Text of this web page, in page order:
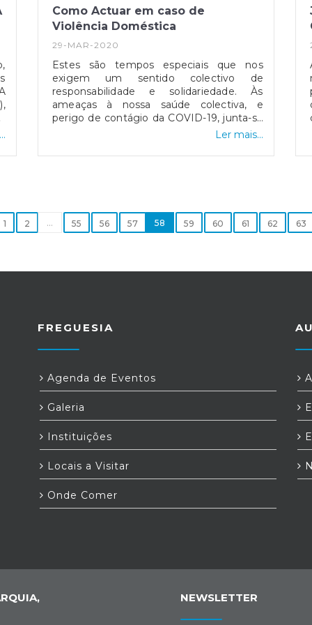
Como Actuar em caso de
Violência Doméstica
29-MAR-2020
Estes são tempos especiais que nos
exigem um sentido colectivo de
responsabilidade e solidariedade. Às
ameaças à nossa saúde colectiva, e
perigo de contágio da COVID-19, junta-se
o aumento do risco de violência
famílias em suas casas. O isolamento
contacto para o qual deve ligar sempre
que detectar alguma situação suspeita..
Ler mais...
1 2 ... 55 56 57 58 59 60 61 62 63
FREGUESIA
Agenda de Eventos
Galeria
Instituições
Locais a Visitar
Onde Comer
NEWSLETTER